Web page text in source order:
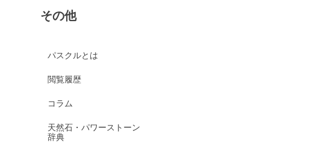
その他
パスクルとは
閲覧履歴
コラム
天然石・パワーストーン
辞典